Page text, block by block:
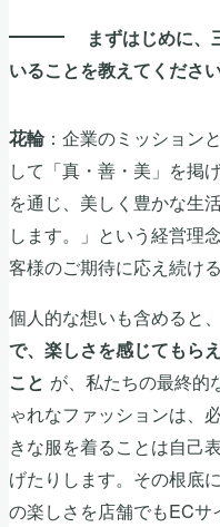
まずはじめに
いることを教えてください
花輪：企業のミッション
して「真・善・美」を掲
を通じ、美しく豊かな生
します。」という経営理
客様のご期待に応え続け
個人的な想いも含めると、
で、楽しさを感じてもら
こと が、私たちの最終的
ゃれなファッションは、
きな服を着ることは自己
げたりします。その根底
の楽しさを店舗でもEC